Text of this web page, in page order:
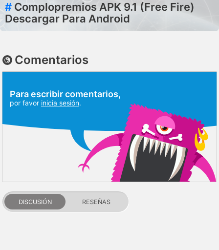
# Complopremios APK 9.1 (Free Fire)
Descargar Para Android
Comentarios
Para escribir comentarios,
por favor inicia sesión.
DISCUSIÓN RESEÑAS